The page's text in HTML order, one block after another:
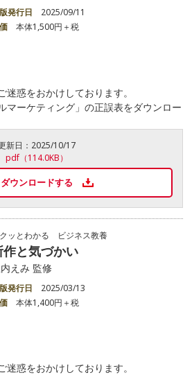
発行日
2025/09/11
本体1,500円＋税
惑をおかけしております。
マーケティング」の正誤表をダウンロー
新日： 2025/10/17
pdf（114.0KB）
ダウンロードする
ッとわかる ビジネス教養
作と気づかい
えみ 監修
発行日
2025/03/13
本体1,400円＋税
惑をおかけしております。